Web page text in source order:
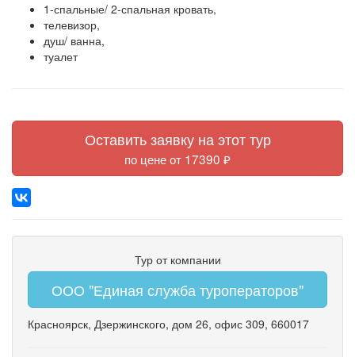
1-спальные/ 2-спальная кровать,
телевизор,
душ/ ванна,
туалет
Оставить заявку на этот тур
по цене от 17390 ₽
Тур от компании
ООО "Единая служба туроператоров"
Красноярск, Дзержинского, дом 26, офис 309, 660017